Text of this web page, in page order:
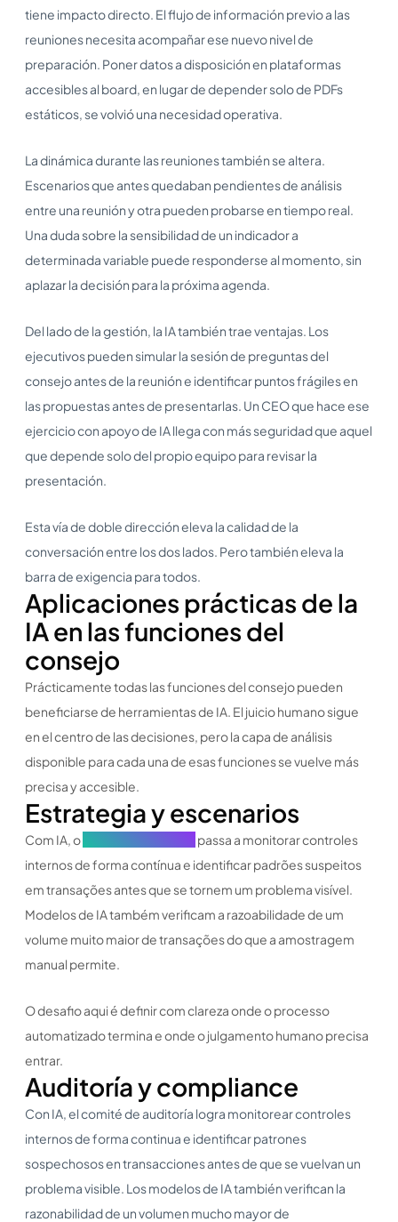
tiene impacto directo. El flujo de información previo a las
reuniones necesita acompañar ese nuevo nivel de
preparación. Poner datos a disposición en plataformas
accesibles al board, en lugar de depender solo de PDFs
estáticos, se volvió una necesidad operativa.
La dinámica durante las reuniones también se altera.
Escenarios que antes quedaban pendientes de análisis
entre una reunión y otra pueden probarse en tiempo real.
Una duda sobre la sensibilidad de un indicador a
determinada variable puede responderse al momento, sin
aplazar la decisión para la próxima agenda.
Del lado de la gestión, la IA también trae ventajas. Los
ejecutivos pueden simular la sesión de preguntas del
consejo antes de la reunión e identificar puntos frágiles en
las propuestas antes de presentarlas. Un CEO que hace ese
ejercicio con apoyo de IA llega con más seguridad que aquel
que depende solo del propio equipo para revisar la
presentación.
Esta vía de doble dirección eleva la calidad de la
conversación entre los dos lados. Pero también eleva la
barra de exigencia para todos.
Aplicaciones prácticas de la
IA en las funciones del
consejo
Prácticamente todas las funciones del consejo pueden
beneficiarse de herramientas de IA. El juicio humano sigue
en el centro de las decisiones, pero la capa de análisis
disponible para cada una de esas funciones se vuelve más
precisa y accesible.
Estrategia y escenarios
Com IA, o
passa a monitorar controles
internos de forma contínua e identificar padrões suspeitos
em transações antes que se tornem um problema visível.
Modelos de IA também verificam a razoabilidade de um
volume muito maior de transações do que a amostragem
manual permite.
O desafio aqui é definir com clareza onde o processo
automatizado termina e onde o julgamento humano precisa
entrar.
Auditoría y compliance
Con IA, el comité de auditoría logra monitorear controles
internos de forma continua e identificar patrones
sospechosos en transacciones antes de que se vuelvan un
problema visible. Los modelos de IA también verifican la
razonabilidad de un volumen mucho mayor de